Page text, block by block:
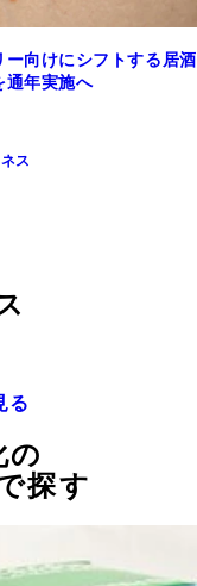
向けにシフトする居酒
通年実施へ
ス
る
の
探す